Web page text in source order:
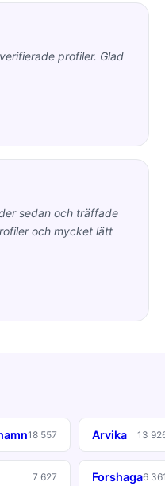
profiler. Glad
sedan och träffade
och mycket lätt
18 557 Arvika 13
7 627 Forshaga6